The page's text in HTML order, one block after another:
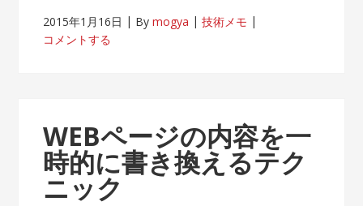
2015年1月16日 Bymogya
技術メモ
コメントする
WEBページの内容を一
時的に書き換えるテク
ニック